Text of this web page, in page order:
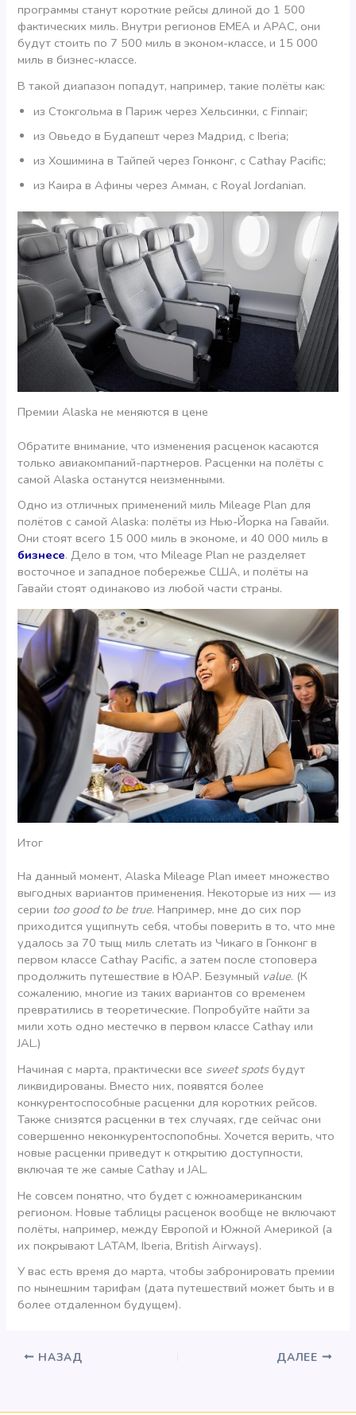
программы станут короткие рейсы длиной до 1 500
фактических миль. Внутри регионов EMEA и APAC, они
будут стоить по 7 500 миль в эконом-классе, и 15 000
миль в бизнес-классе.
В такой диапазон попадут, например, такие полёты как:
из Стокгольма в Париж через Хельсинки, с Finnair;
из Овьедо в Будапешт через Мадрид, с Iberia;
из Хошимина в Тайпей через Гонконг, с Cathay Pacific;
из Каира в Афины через Амман, с Royal Jordanian.
Премии Alaska не меняются в цене
Обратите внимание, что изменения расценок касаются
только авиакомпаний-партнеров. Расценки на полёты с
самой Alaska останутся неизменными.
Одно из отличных применений миль Mileage Plan для
полётов с самой Alaska: полёты из Нью-Йорка на Гавайи.
Они стоят всего 15 000 миль в экономе, и 40 000 миль в
бизнесе. Дело в том, что Mileage Plan не разделяет
восточное и западное побережье США, и полёты на
Гавайи стоят одинаково из любой части страны.
Итог
На данный момент, Alaska Mileage Plan имеет множество
выгодных вариантов применения. Некоторые из них — из
серии too good to be true. Например, мне до сих пор
приходится ущипнуть себя, чтобы поверить в то, что мне
удалось за 70 тыщ миль слетать из Чикаго в Гонконг в
первом классе Cathay Pacific, а затем после стоповера
продолжить путешествие в ЮАР. Безумный value. (К
сожалению, многие из таких вариантов со временем
превратились в теоретические. Попробуйте найти за
мили хоть одно местечко в первом классе Cathay или
JAL.)
Начиная с марта, практически все sweet spotsбудут
ликвидированы. Вместо них, появятся более
конкурентоспособные расценки для коротких рейсов.
Также снизятся расценки в тех случаях, где сейчас они
совершенно неконкурентоспопобны. Хочется верить, что
новые расценки приведут к открытию доступности,
включая те же самые Cathay и JAL.
Не совсем понятно, что будет с южноамериканским
регионом. Новые таблицы расценок вообще не включают
полёты, например, между Европой и Южной Америкой (а
их покрывают LATAM, Iberia, British Airways).
У вас есть время до марта, чтобы забронировать премии
по нынешним тарифам (дата путешествий может быть и в
более отдаленном будущем).
НАЗАД ДАЛЕЕ